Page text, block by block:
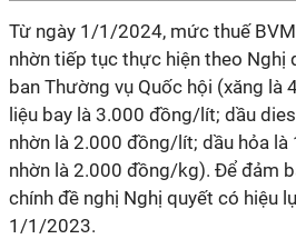
Từ ngày 1/1/2024, mức thuế
nhờn tiếp tục thực hiện theo Nghị
ban Thường vụ Quốc hội (xăng là
liệu bay là 3.000 đồng/lít; dầu
nhờn là 2.000 đồng/lít; dầu hỏa
nhờn là 2.000 đồng/kg). Để đảm
chính đề nghị Nghị quyết có hiệu
1/1/2023.